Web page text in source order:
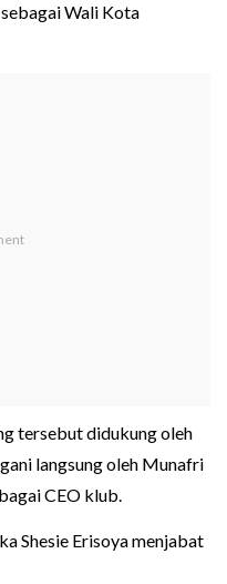
Wali Kota
tersebut didukung oleh
langsung oleh Munafri
CEO klub.
Shesie Erisoya menjabat